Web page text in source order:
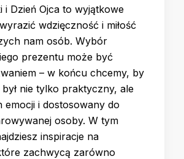
i Dzień Ojca to wyjątkowe
wdzięczność i miłość
nam osób. Wybór
prezentu może być
– w końcu chcemy, by
nie tylko praktyczny, ale
emocji i dostosowany do
osoby. W tym
inspiracje na
zachwycą zarówno